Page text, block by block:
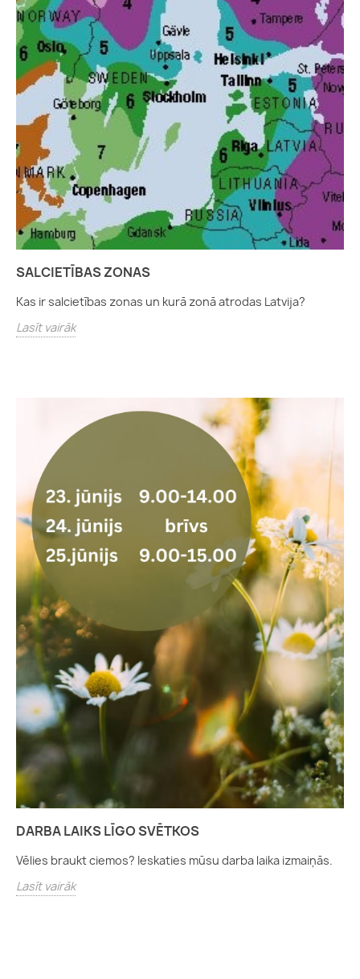
SALCIETĪBAS ZONAS
Kas ir salcietības zonas un kurā zonā atrodas Latvija?
Lasīt vairāk
DARBA LAIKS LĪGO SVĒTKOS
Vēlies braukt ciemos? Ieskaties mūsu darba laika izmaiņās.
Lasīt vairāk